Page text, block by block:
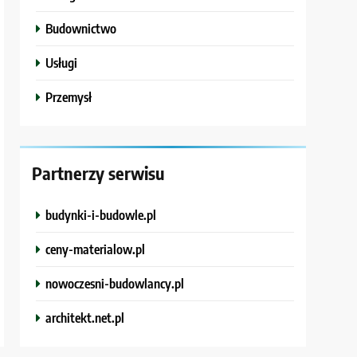
Budownictwo
Usługi
Przemysł
Partnerzy serwisu
budynki-i-budowle.pl
ceny-materialow.pl
nowoczesni-budowlancy.pl
architekt.net.pl